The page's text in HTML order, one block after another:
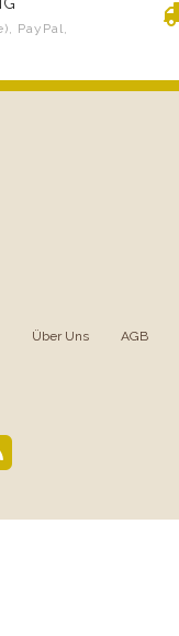
PayPal,
Über Uns AGB